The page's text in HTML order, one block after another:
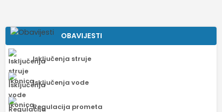
OBAVIJESTI
Isključenja struje
Isključenja vode
Regulacija prometa